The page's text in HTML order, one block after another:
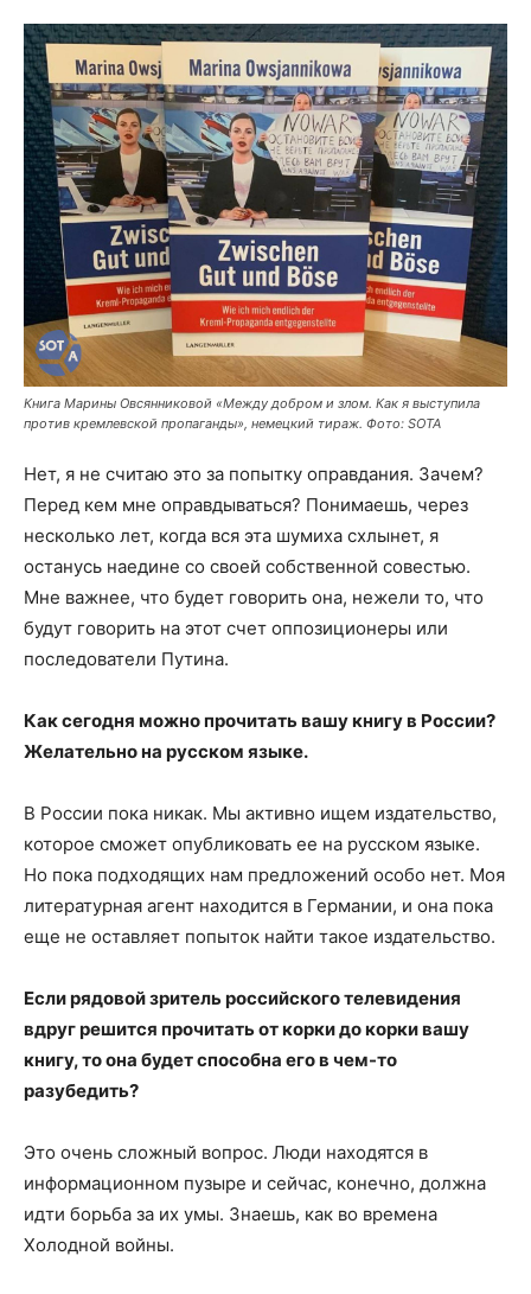
Книга Марины Овсянниковой «Между добром и злом. Как я выступила
против кремлевской пропаганды», немецкий тираж. Фото: SOTA
Нет, я не считаю это за попытку оправдания. Зачем?
Перед кем мне оправдываться? Понимаешь, через
несколько лет, когда вся эта шумиха схлынет, я
останусь наедине со своей собственной совестью.
Мне важнее, что будет говорить она, нежели то, что
будут говорить на этот счет оппозиционеры или
последователи Путина.
Как сегодня можно прочитать вашу книгу в России?
Желательно на русском языке.
В России пока никак. Мы активно ищем издательство,
которое сможет опубликовать ее на русском языке.
Но пока подходящих нам предложений особо нет. Моя
литературная агент находится в Германии, и она пока
еще не оставляет попыток найти такое издательство.
Если рядовой зритель российского телевидения
вдруг решится прочитать от корки до корки вашу
книгу, то она будет способна его в чем-то
разубедить?
Это очень сложный вопрос. Люди находятся в
информационном пузыре и сейчас, конечно, должна
идти борьба за их умы. Знаешь, как во времена
Холодной войны.